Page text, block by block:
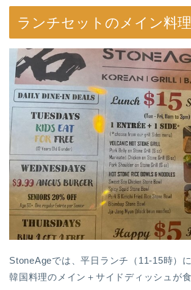
ランチセットのメイン料理
StoneAgeでは、平日ランチ（11-15時）
韓国料理のメイン＋サイドディッシュが食